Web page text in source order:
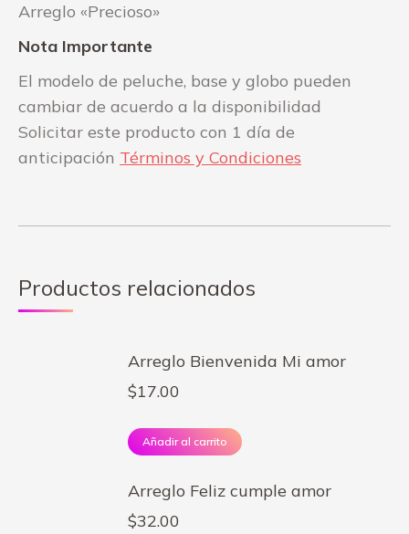
Arreglo «Precioso»
Nota Importante
El modelo de peluche, base y globo pueden
cambiar de acuerdo a la disponibilidad
Solicitar este producto con 1 día de
anticipación Términos y Condiciones
Productos relacionados
Arreglo Bienvenida Mi amor
$17.00
Añadir al carrito
Arreglo Feliz cumple amor
$32.00